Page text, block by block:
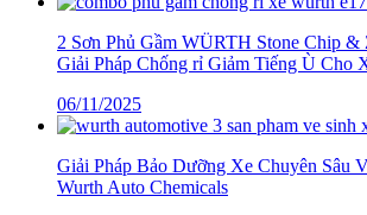
2 Sơn Phủ Gầm WÜRTH Stone Chip
Giải Pháp Chống rỉ Giảm Tiếng Ù Cho
06/11/2025
Giải Pháp Bảo Dưỡng Xe Chuyên Sâu
Wurth Auto Chemicals